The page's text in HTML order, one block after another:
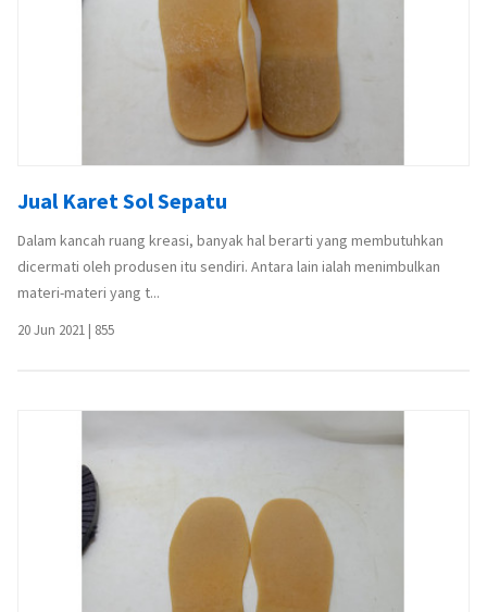
Jual Karet Sol Sepatu
Dalam kancah ruang kreasi, banyak hal berarti yang membutuhkan
dicermati oleh produsen itu sendiri. Antara lain ialah menimbulkan
materi-materi yang t...
20 Jun 2021 | 855